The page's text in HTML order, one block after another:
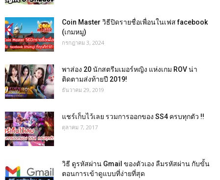
Coin Master วิธีปิดรายชื่อเพื่อนในเฟส facebook
(เกมหมู)
กรกฎาคม 3, 2024
พาส่อง 20 นักสตรีมเมอร์หญิง แห่งเกม ROV น่า
ติดตามส่งท้ายปี 2019!
ธันวาคม 29, 2019
แชร์เก็บไว้เลย รวมการออกของ SS4 ครบทุกตัว !!
ตุลาคม 7, 2017
วิธี ดูรหัสผ่าน Gmail ของตัวเอง ลืมรหัสผ่าน กับขั้น
ตอนการเข้าดูแบบที่ง่ายที่สุด